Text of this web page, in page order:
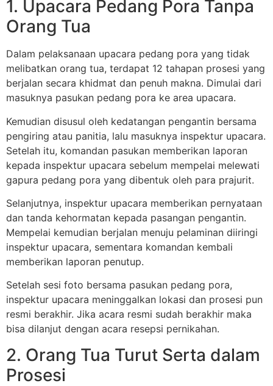
1. Upacara Pedang Pora Tanpa
Orang Tua
Dalam pelaksanaan upacara pedang pora yang tidak
melibatkan orang tua, terdapat 12 tahapan prosesi yang
berjalan secara khidmat dan penuh makna. Dimulai dari
masuknya pasukan pedang pora ke area upacara.
Kemudian disusul oleh kedatangan pengantin bersama
pengiring atau panitia, lalu masuknya inspektur upacara.
Setelah itu, komandan pasukan memberikan laporan
kepada inspektur upacara sebelum mempelai melewati
gapura pedang pora yang dibentuk oleh para prajurit.
Selanjutnya, inspektur upacara memberikan pernyataan
dan tanda kehormatan kepada pasangan pengantin.
Mempelai kemudian berjalan menuju pelaminan diiringi
inspektur upacara, sementara komandan kembali
memberikan laporan penutup.
Setelah sesi foto bersama pasukan pedang pora,
inspektur upacara meninggalkan lokasi dan prosesi pun
resmi berakhir. Jika acara resmi sudah berakhir maka
bisa dilanjut dengan acara resepsi pernikahan.
2. Orang Tua Turut Serta dalam
Prosesi